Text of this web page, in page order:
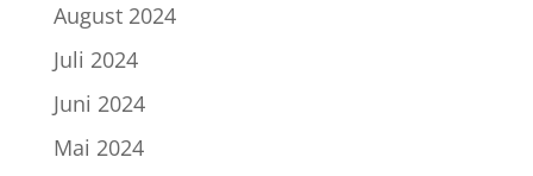
August 2024
Juli 2024
Juni 2024
Mai 2024